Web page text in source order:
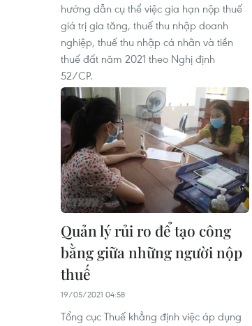
hướng dẫn cụ thể việc gia hạn nộp thuế
giá trị gia tăng, thuế thu nhập doanh
nghiệp, thuế thu nhập cá nhân và tiền
thuế đất năm 2021 theo Nghị định
52/CP.
Quản lý rủi ro để tạo công
bằng giữa những người nộp
thuế
19/05/2021 04:58
Tổng cục Thuế khẳng định việc áp dụng